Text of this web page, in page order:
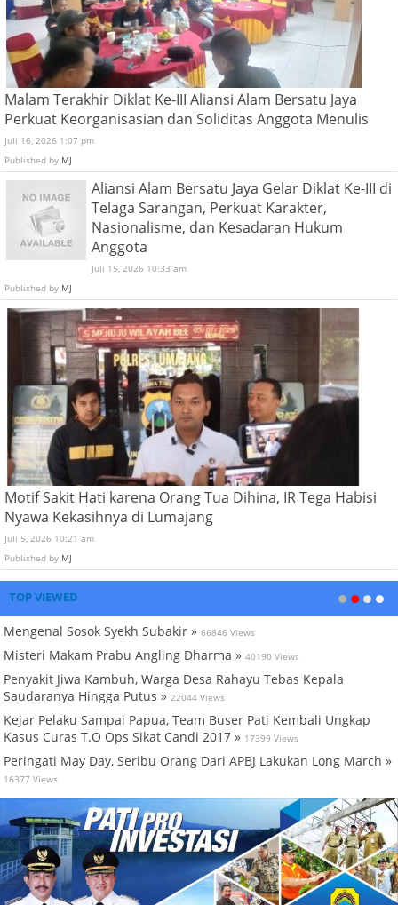
Malam Terakhir Diklat Ke-III Aliansi Alam Bersatu Jaya
Perkuat Keorganisasian dan Soliditas Anggota Menulis
Juli 16, 2026 1:07 pm
Published by MJ
Aliansi Alam Bersatu Jaya Gelar Diklat Ke-III di
Telaga Sarangan, Perkuat Karakter,
Nasionalisme, dan Kesadaran Hukum
Anggota
Juli 15, 2026 10:33 am
Published by MJ
Motif Sakit Hati karena Orang Tua Dihina, IR Tega Habisi
Nyawa Kekasihnya di Lumajang
Juli 5, 2026 10:21 am
Published by MJ
TOP VIEWED
Mengenal Sosok Syekh Subakir » 66846 Views
Misteri Makam Prabu Angling Dharma » 40190 Views
Penyakit Jiwa Kambuh, Warga Desa Rahayu Tebas Kepala
Saudaranya Hingga Putus » 22044 Views
Kejar Pelaku Sampai Papua, Team Buser Pati Kembali Ungkap
Kasus Curas T.O Ops Sikat Candi 2017 » 17399 Views
Peringati May Day, Seribu Orang Dari APBJ Lakukan Long March »
16377 Views